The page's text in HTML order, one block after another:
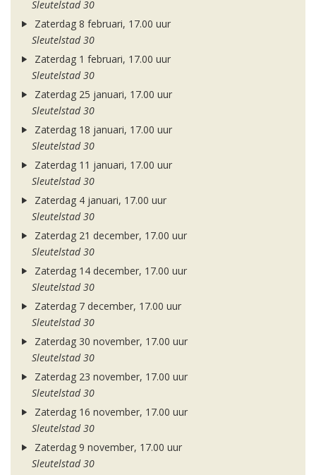
Sleutelstad 30
Zaterdag 8 februari, 17.00 uur
Sleutelstad 30
Zaterdag 1 februari, 17.00 uur
Sleutelstad 30
Zaterdag 25 januari, 17.00 uur
Sleutelstad 30
Zaterdag 18 januari, 17.00 uur
Sleutelstad 30
Zaterdag 11 januari, 17.00 uur
Sleutelstad 30
Zaterdag 4 januari, 17.00 uur
Sleutelstad 30
Zaterdag 21 december, 17.00 uur
Sleutelstad 30
Zaterdag 14 december, 17.00 uur
Sleutelstad 30
Zaterdag 7 december, 17.00 uur
Sleutelstad 30
Zaterdag 30 november, 17.00 uur
Sleutelstad 30
Zaterdag 23 november, 17.00 uur
Sleutelstad 30
Zaterdag 16 november, 17.00 uur
Sleutelstad 30
Zaterdag 9 november, 17.00 uur
Sleutelstad 30